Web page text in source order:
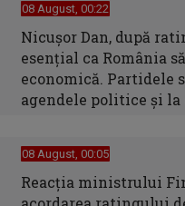
08 August, 00:22
Nicușor Dan, după
esențial ca România
economică. Partidele
agendele politice și
08 August, 00:05
Reacția ministrului